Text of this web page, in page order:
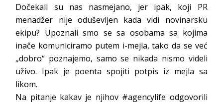
Dočekali su nas nasmejano, jer ipak, koji PR
menadžer nije oduševljen kada vidi novinarsku
ekipu? Upoznali smo se sa osobama sa kojima
inače komuniciramo putem i-mejla, tako da se već
„dobro“ poznajemo, samo se nikada nismo videli
uživo. Ipak je poenta spojiti potpis iz mejla sa
likom.
Na pitanje kakav je njihov #agencylife odgovorili